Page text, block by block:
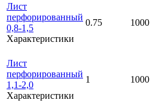
Лист
перфорированный
0,8-1,5
Характеристики
0.75 1000
Лист
перфорированный
1,1-2,0
Характеристики
1 1000